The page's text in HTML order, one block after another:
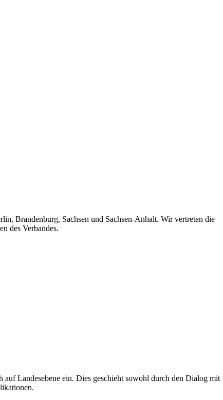
Brandenburg, Sachsen und Sachsen-Anhalt. Wir vertreten die
des Verbandes.
Landesebene ein. Dies geschieht sowohl durch den Dialog mit